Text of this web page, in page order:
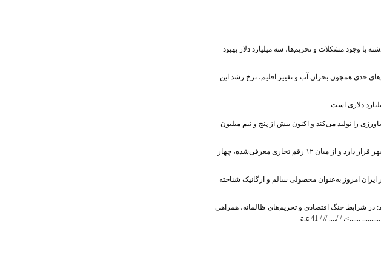
وجود مشکلات و تحریم‌ها، سه میلیارد دلار بهبود
جدی همچون بحران آب و تغییر اقلیم، نرخ رشد این
دلاری است.
را تولید می‌کند و اکنون بیش از پنج و نیم میلیون
قرار دارد و از میان ۱۲ رقم تجاری معرفی‌شده، چهار
امروز به‌عنوان محصولی سالم و ارگانیک شناخته
در شرایط جنگ اقتصادی و تحریم‌های ظالمانه، همراهی
......
>
.
/ /....
// / 41
a.c